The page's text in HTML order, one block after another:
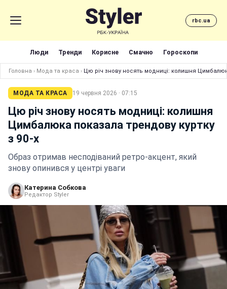
rbc.ua
Люди Тренди Корисне Смачно Гороскопи
Головна › Мода та краса › Цю річ знову носять модниці: колишня
МОДА ТА КРАСА 19 червня 2026 · 07:15
Цю річ знову носять модниці: колишня
Цимбалюка показала трендову куртку
з 90-х
Образ отримав несподіваний ретро-акцент, який
знову опинився у центрі уваги
Катерина Собкова
Редактор Styler